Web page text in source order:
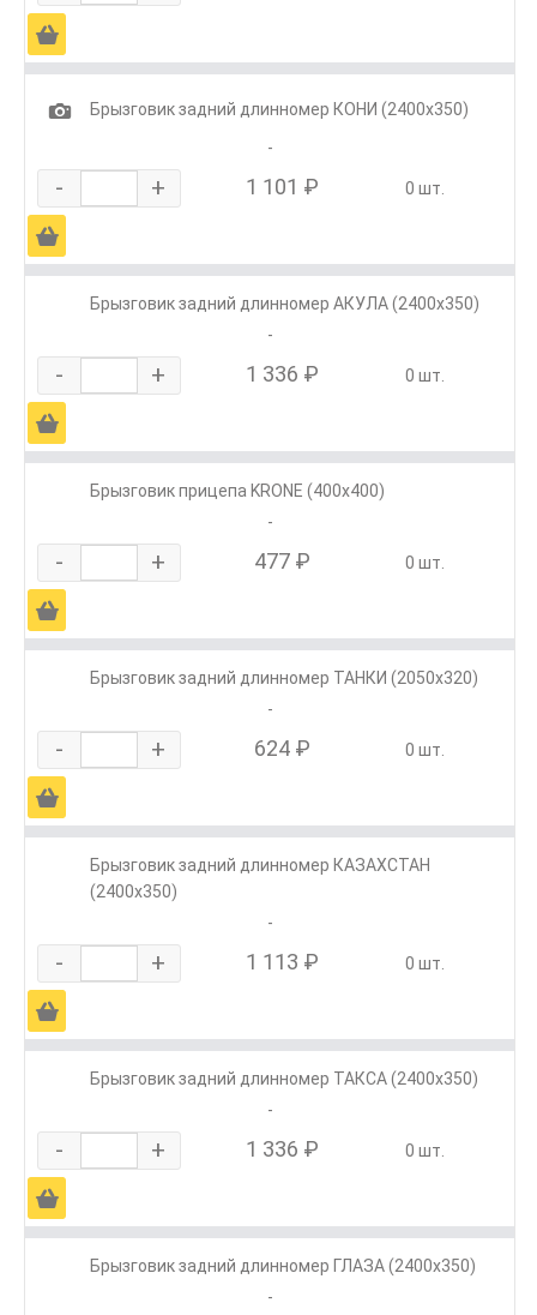
Ä
1
Брызговик задний длинномер КОНИ (2400х350)
-
- + 1 101 ₽ 0 шт.
Ä
Брызговик задний длинномер АКУЛА (2400х350)
-
- + 1 336 ₽ 0 шт.
Ä
Брызговик прицепа KRONE (400х400)
-
- + 477 ₽ 0 шт.
Ä
Брызговик задний длинномер ТАНКИ (2050х320)
-
- + 624 ₽ 0 шт.
Ä
Брызговик задний длинномер КАЗАХСТАН
(2400х350)
-
- + 1 113 ₽ 0 шт.
Ä
Брызговик задний длинномер ТАКСА (2400х350)
-
- + 1 336 ₽ 0 шт.
Ä
Брызговик задний длинномер ГЛАЗА (2400х350)
-